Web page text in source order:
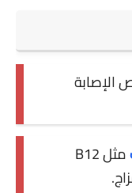
الإصابة
مثل B12